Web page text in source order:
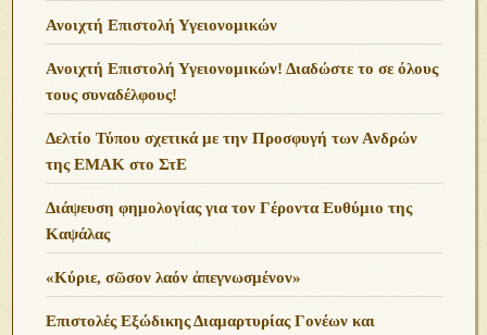
Ανοιχτή Επιστολή Υγειονομικών
Ανοιχτή Επιστολή Υγειονομικών! Διαδώστε το σε όλους
τους συναδέλφους!
Δελτίο Τύπου σχετικά με την Προσφυγή των Ανδρών
της ΕΜΑΚ στο ΣτΕ
Διάψευση φημολογίας για τον Γέροντα Ευθύμιο της
Καψάλας
«Κύριε, σῶσον λαόν ἀπεγνωσμένον»
Επιστολές Εξώδικης Διαμαρτυρίας Γονέων και